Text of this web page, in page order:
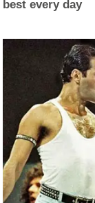
best every day